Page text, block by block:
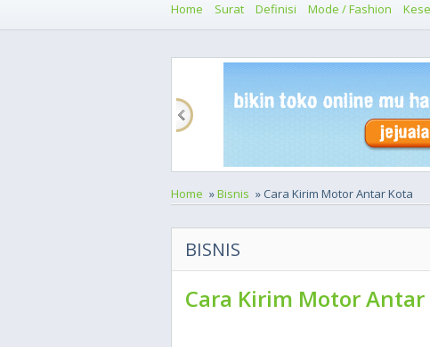
Home Surat Definisi Mode / Fashion
Home »Bisnis » Cara Kirim Motor Antar Kota
BISNIS
Cara Kirim Motor Antar